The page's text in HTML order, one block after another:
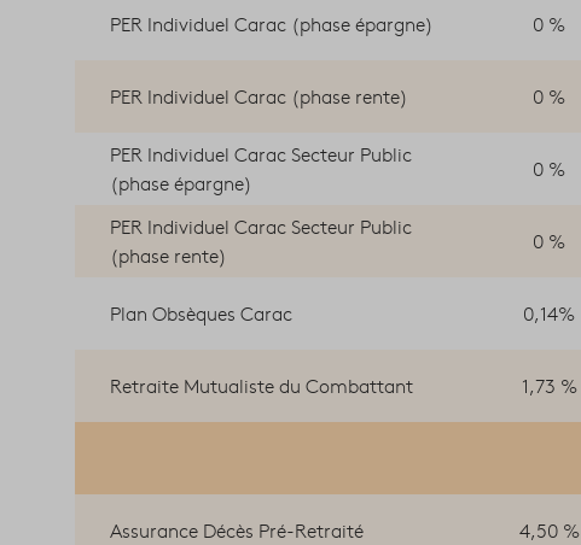
PER Individuel Carac (phase épargne) 0 %
PER Individuel Carac (phase rente) 0 %
PER Individuel Carac Secteur Public
(phase épargne)
0 %
PER Individuel Carac Secteur Public
(phase rente)
0 %
Plan Obsèques Carac 0,14%
Retraite Mutualiste du Combattant 1,73 %
Assurance Décès Pré-Retraité 4,50 %